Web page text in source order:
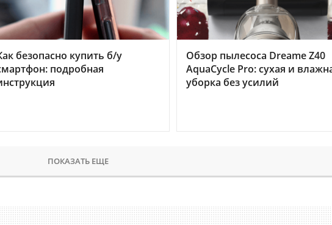
безопасно купить б/у
подробная
Обзор пылесоса Dreame Z40
AquaCycle Pro: сухая и
уборка без усилий
ПОКАЗАТЬ ЕЩЕ